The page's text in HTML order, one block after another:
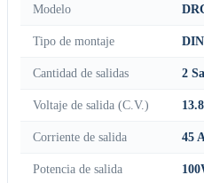
Modelo
Tipo de montaje
Cantidad de salidas 2
Voltaje de salida (C.V.)
Corriente de salida 45
Potencia de salida